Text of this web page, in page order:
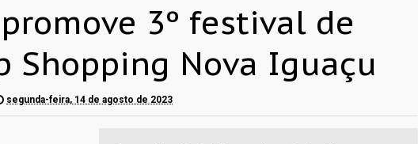
3º festival de
Shopping Nova Iguaçu
segunda-feira, 14 de agosto de 2023